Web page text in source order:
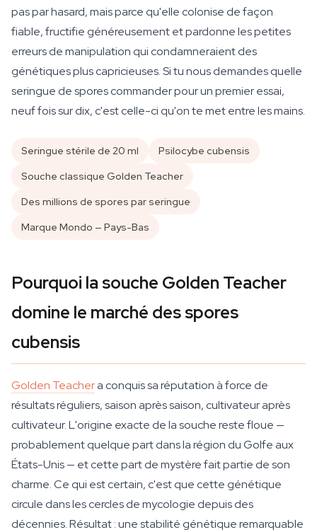
pas par hasard, mais parce qu'elle colonise de façon
fiable, fructifie généreusement et pardonne les petites
erreurs de manipulation qui condamneraient des
génétiques plus capricieuses. Si tu nous demandes quelle
seringue de spores commander pour un premier essai,
neuf fois sur dix, c'est celle-ci qu'on te met entre les mains.
Seringue stérile de 20 ml
Psilocybe cubensis
Souche classique Golden Teacher
Des millions de spores par seringue
Marque Mondo — Pays-Bas
Pourquoi la souche Golden Teacher
domine le marché des spores
cubensis
Golden Teachera conquis sa réputation à force de
résultats réguliers, saison après saison, cultivateur après
cultivateur. L'origine exacte de la souche reste floue —
probablement quelque part dans la région du Golfe aux
États-Unis — et cette part de mystère fait partie de son
charme. Ce qui est certain, c'est que cette génétique
circule dans les cercles de mycologie depuis des
décennies. Résultat : une stabilité génétique remarquable